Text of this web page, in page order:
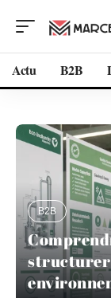
Actu B2B
B2B
structurer